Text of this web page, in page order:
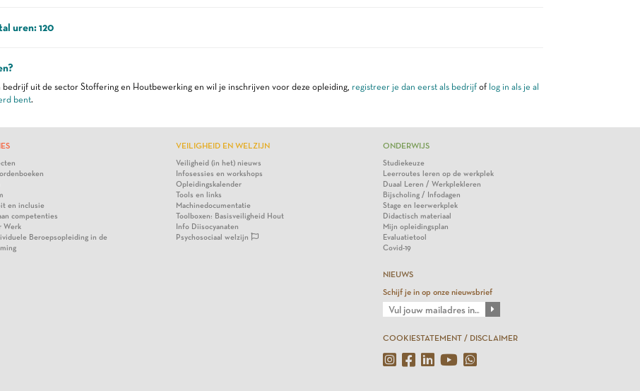
uren: 120
bedrijf uit de sector Stoffering en Houtbewerking en wil je inschrijven voor deze opleiding, registreer je dan eerst als bedrijfof log in als je al
bent.
en inclusie
competenties
Werk
Beroepsopleiding in de
VEILIGHEID EN WELZIJN
Veiligheid (in het) nieuws
Infosessies en workshops
Opleidingskalender
Tools en links
Machinedocumentatie
Toolboxen: Basisveiligheid Hout
Info Diisocyanaten
Psychosociaal welzijn
ONDERWIJS
Studiekeuze
Leerroutes leren op de werkplek
Duaal Leren / Werkplekleren
Bijscholing / Infodagen
Stage en leerwerkplek
Didactisch materiaal
Mijn opleidingsplan
Evaluatietool
Covid-19
NIEUWS
Schijf je in op onze nieuwsbrief
COOKIESTATEMENT / DISCLAIMER